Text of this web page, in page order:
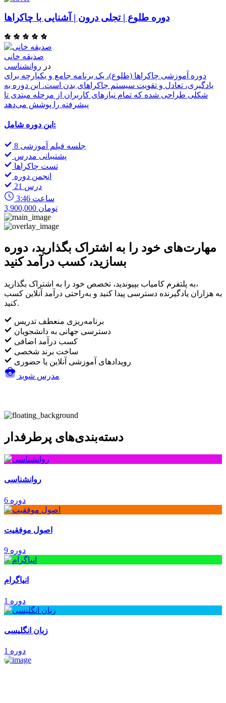
دوره طلوع | تجلی درون | آشنایی با چاکراها
صدیقه خانی
در روانشناسی
دوره آموزشی چاکراها (طلوع)، یک برنامه جامع و یکپارچه برای
یادگیری، تعادل و تقویت سیستم چاکراهای بدن است. این دوره به
شکلی طراحی شده که تمام نیازهای کاربران از مرحله مبتدی تا
پیشرفته را پوشش می‌دهد
این دوره شامل:
8 جلسه فیلم آموزشی
پشتیبانی مدرس
تست چاکراها
انجمن دوره
21 درس
3:46 ساعت
3,900,000 تومان
مهارت‌های خود را به اشتراک بگذارید، دوره
بسازید، کسب درآمد کنید
به پلتفرم کامیاب بپیوندید، تخصص خود را به اشتراک بگذارید،
به هزاران یادگیرنده دسترسی پیدا کنید و به‌راحتی درآمد آنلاین کسب
کنید.
برنامه‌ریزی منعطف تدریس
دسترسی جهانی به دانشجویان
کسب درآمد اضافی
ساخت برند شخصی
رویدادهای آموزشی آنلاین یا حضوری
مدرس شوید
دسته‌بندی‌های پرطرفدار
روانشناسی
6 دوره
اصول موفقیت
9 دوره
انیاگرام
1 دوره
زبان انگلیسی
1 دوره